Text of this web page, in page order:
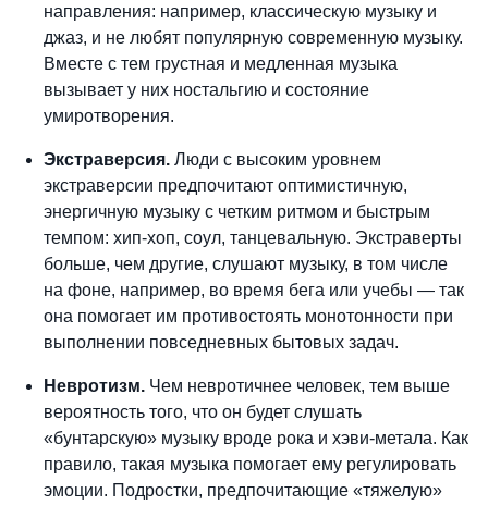
направления: например, классическую музыку и
джаз, и не любят популярную современную музыку.
Вместе с тем грустная и медленная музыка
вызывает у них ностальгию и состояние
умиротворения.
Экстраверсия. Люди с высоким уровнем
экстраверсии предпочитают оптимистичную,
энергичную музыку с четким ритмом и быстрым
темпом: хип-хоп, соул, танцевальную. Экстраверты
больше, чем другие, слушают музыку, в том числе
на фоне, например, во время бега или учебы — так
она помогает им противостоять монотонности при
выполнении повседневных бытовых задач.
Невротизм. Чем невротичнее человек, тем выше
вероятность того, что он будет слушать
«бунтарскую» музыку вроде рока и хэви-метала. Как
правило, такая музыка помогает ему регулировать
эмоции. Подростки, предпочитающие «тяжелую»